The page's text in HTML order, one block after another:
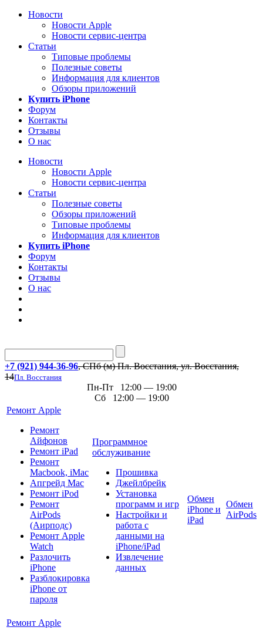
Новости
Новости Apple
Новости сервис-центра
Статьи
Типовые проблемы
Полезные советы
Информация для клиентов
Обзоры приложений
Купить iPhone
Форум
Контакты
Отзывы
О нас
Новости
Новости Apple
Новости сервис-центра
Статьи
Полезные советы
Обзоры приложений
Типовые проблемы
Информация для клиентов
Купить iPhone
Форум
Контакты
Отзывы
О нас
+7 (921) 944-36-96, СПб (м) Пл. Восстания, ул. Восстания,
14Пл. Восстания
Пн-Пт 12:00 — 19:00
Сб 12:00 — 19:00
Ремонт Apple
Ремонт
Айфонов
Ремонт iPad
Ремонт
Macbook, iMac
Апгрейд Mac
Ремонт iPod
Ремонт
AirPods
(Аирподс)
Ремонт Apple
Watch
Разлочить
iPhone
Разблокировка
iPhone от
пароля
Программное
обслуживание
Прошивка
Джейлбрейк
Установка
программ и игр
Настройки и
работа с
данными на
iPhone/iPad
Извлечение
данных
Обмен
iPhone и
iPad
Обмен
AirPods
Ремонт Apple